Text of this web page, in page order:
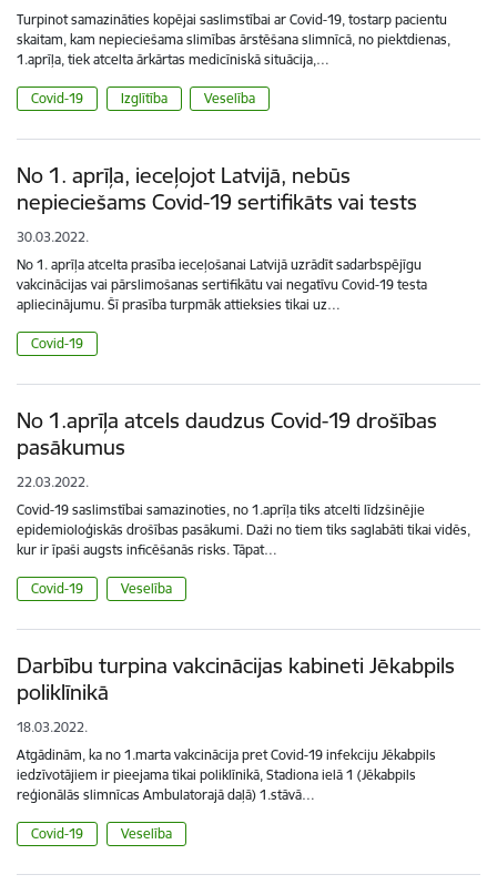
Turpinot samazināties kopējai saslimstībai ar Covid-19, tostarp pacientu
skaitam, kam nepieciešama slimības ārstēšana slimnīcā, no piektdienas,
1.aprīļa, tiek atcelta ārkārtas medicīniskā situācija,…
Covid-19 Izglītība Veselība
No 1. aprīļa, ieceļojot Latvijā, nebūs
nepieciešams Covid-19 sertifikāts vai tests
30.03.2022.
No 1. aprīļa atcelta prasība ieceļošanai Latvijā uzrādīt sadarbspējīgu
vakcinācijas vai pārslimošanas sertifikātu vai negatīvu Covid-19 testa
apliecinājumu. Šī prasība turpmāk attieksies tikai uz…
Covid-19
No 1.aprīļa atcels daudzus Covid-19 drošības
pasākumus
22.03.2022.
Covid-19 saslimstībai samazinoties, no 1.aprīļa tiks atcelti līdzšinējie
epidemioloģiskās drošības pasākumi. Daži no tiem tiks saglabāti tikai vidēs,
kur ir īpaši augsts inficēšanās risks. Tāpat…
Covid-19 Veselība
Darbību turpina vakcinācijas kabineti Jēkabpils
poliklīnikā
18.03.2022.
Atgādinām, ka no 1.marta vakcinācija pret Covid-19 infekciju Jēkabpils
iedzīvotājiem ir pieejama tikai poliklīnikā, Stadiona ielā 1 (Jēkabpils
reģionālās slimnīcas Ambulatorajā daļā) 1.stāvā…
Covid-19 Veselība